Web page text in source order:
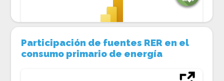
Participación de fuentes RER en el
consumo primario de energía